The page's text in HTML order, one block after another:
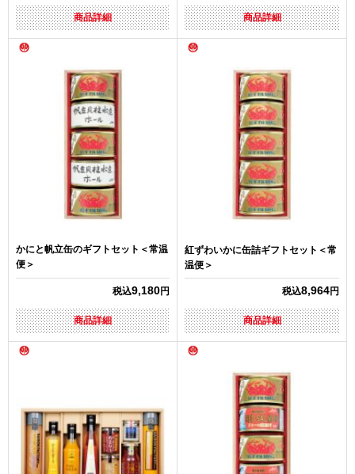
商品詳細 商品詳細
かにと帆立缶のギフトセット＜常温
便＞
税込9,180円
商品詳細
紅ずわいかに缶詰ギフトセット＜常
温便＞
税込8,964円
商品詳細